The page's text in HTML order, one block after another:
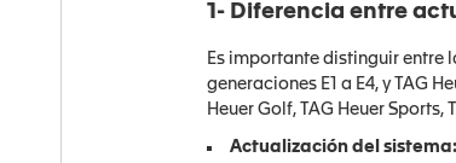
1- Diferencia entre
Es importante distinguir entre
generaciones E1 a E4, y TAG
Heuer Golf, TAG Heuer Sports,
Actualización del sistema: